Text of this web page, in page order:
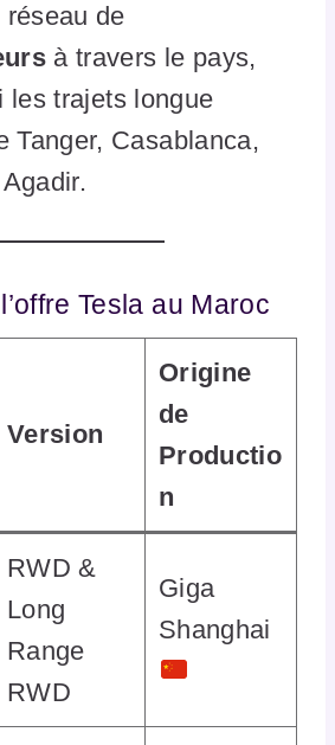
de
à travers le pays,
les trajets longue
Tanger, Casablanca,
Tesla au Maroc
Version
Origine
de
Productio
n
RWD &
Long
Range
RWD
Giga
Shanghai